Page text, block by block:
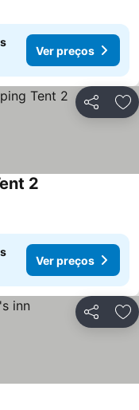
Ver preços
Partilhar
2
Ver preços
Partilhar